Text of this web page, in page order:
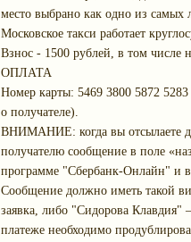
место выбрано как одно из
Московское такси работает
Взнос - 1500 рублей, в том числе
ОПЛАТА
Номер карты: 5469 3800 5872
о получателе).
ВНИМАНИЕ: когда вы отсылаете
получателю сообщение в поле
программе "Сбербанк-Онлайн" и в
Сообщение должно иметь такой
заявка, либо "Сидорова
платеже необходимо